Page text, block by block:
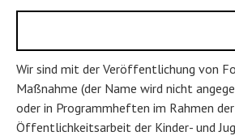
Wir sind mit der Veröffentlichung von
Maßnahme (der Name wird nicht
oder in Programmheften im Rahmen der
Öffentlichkeitsarbeit der Kinder- und